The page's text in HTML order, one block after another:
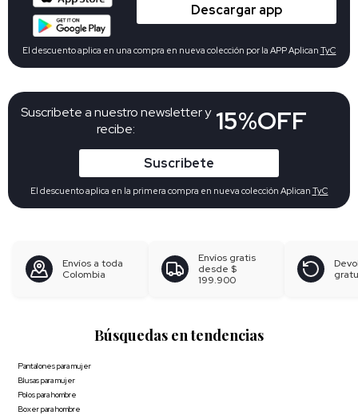
Suscribete a nuestro newsletter y
recibe:
15%OFF
Suscribete
El descuento aplica en la primera compra en nueva colección Aplican TyC
Descargar app
El descuento aplica en una compra en nueva colección por la APP Aplican TyC
Envíos a toda
Colombia
Envíos gratis
desde $
199.900
Búsquedas en tendencias
Pantalones para mujer
Blusas para mujer
Polos para hombre
Boxer para hombre